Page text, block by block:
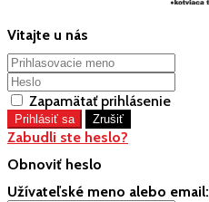
Vitajte u nás
Zapamätať prihlásenie
Zabudli ste heslo?
Obnoviť heslo
Užívateľské meno alebo email: